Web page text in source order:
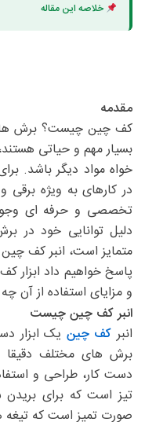
خلاصه این مقاله
مقدمه
کف چین چیست؟ برش
بسیار مهم و حیاتی
خواه مواد دیگر باشد.
در کارهای به ویژه
تخصصی و حرفه ای وجود
دلیل توانایی خود در
متمایز است، انبر کف
پاسخ خواهیم داد ابزار
و مزایای استفاده از آن
انبر کف چین چیست
انبر کف چین یک ابزار
برش های مختلف
دست کار، طراحی و
تیز است که برای بریدن
صورت تمیز است که تیغه